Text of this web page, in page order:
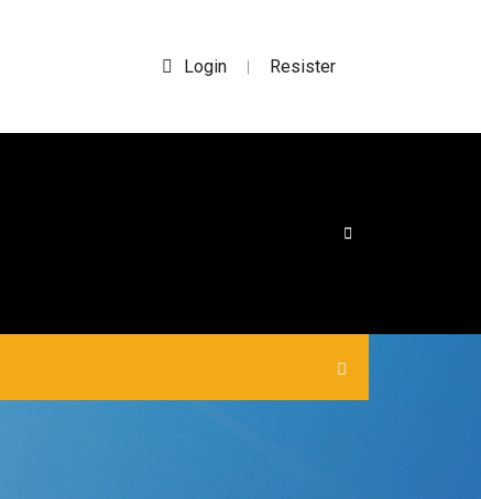
Login | Resister